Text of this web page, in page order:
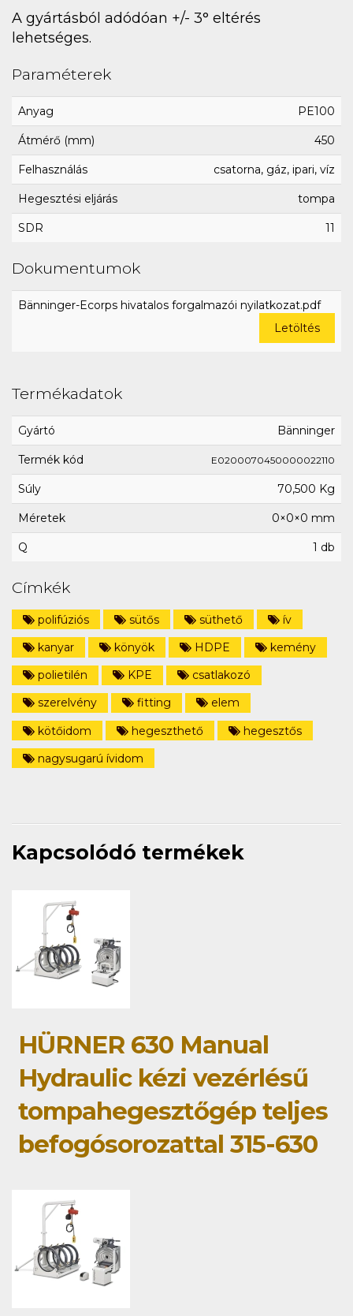
A gyártásból adódóan +/- 3° eltérés
lehetséges.
Paraméterek
Anyag PE100
Átmérő (mm) 450
Felhasználás csatorna, gáz, ipari, víz
Hegesztési eljárás tompa
SDR 11
Dokumentumok
Bänninger-Ecorps hivatalos forgalmazói nyilatkozat.pdf
Letöltés
Termékadatok
Gyártó Bänninger
Termék kód E0200070450000022110
Súly 70,500 Kg
Méretek 0×0×0 mm
Q 1 db
Címkék
polifúziós sütős süthető
ív
kanyar
könyök HDPE
kemény
polietilén
KPE
csatlakozó
szerelvény
fitting
elem
kötőidom
hegeszthető
hegesztős
nagysugarú ívidom
Kapcsolódó termékek
HÜRNER 630 Manual
Hydraulic kézi vezérlésű
tompahegesztőgép teljes
befogósorozattal 315-630